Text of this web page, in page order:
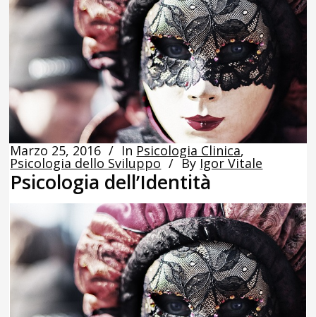
Marzo 25, 2016 In Psicologia Clinica,
Psicologia dello Sviluppo By Igor Vitale
Psicologia dell’Identità